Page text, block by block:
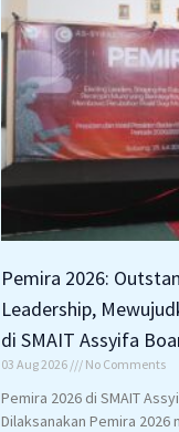
Pemira 2026:
Leadership,
di SMAIT Assyifa
03 Aug 2026 No Comments
Pemira 2026 di SMAIT
Dilaksanakan Pemira